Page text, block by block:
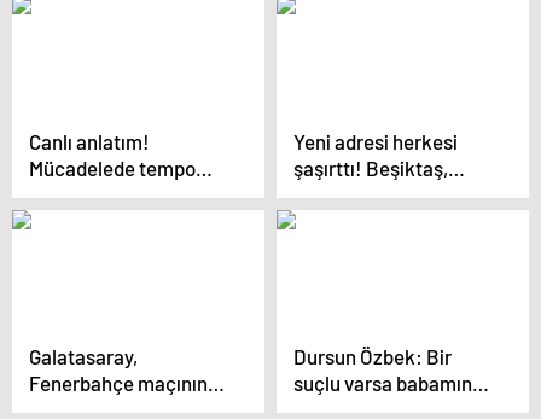
yorumu
Canlı anlatım!
Mücadelede tempo
yüksek
Yeni adresi herkesi
şaşırttı! Beşiktaş,
Fenerbahçe ve
Galatasaray istemişti |
Galatasaray,
Fenerbahçe maçının
hazırlıklarına başladı
Dursun Özbek: Bir
suçlu varsa babamın
oğlu da olsa cezasız